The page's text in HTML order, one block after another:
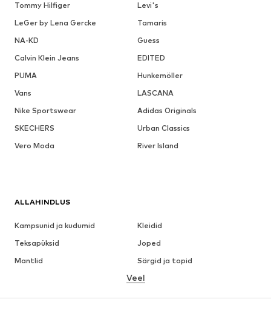
Tommy Hilfiger
Levi's
LeGer by Lena Gercke
Tamaris
NA-KD
Guess
Calvin Klein Jeans
EDITED
PUMA
Hunkemöller
Vans
LASCANA
Nike Sportswear
Adidas Originals
SKECHERS
Urban Classics
Vero Moda
River Island
ALLAHINDLUS
Kampsunid ja kudumid
Kleidid
Teksapüksid
Joped
Mantlid
Särgid ja topid
Pesu
Seelikud
Pluusid ja tuunikad
Veel